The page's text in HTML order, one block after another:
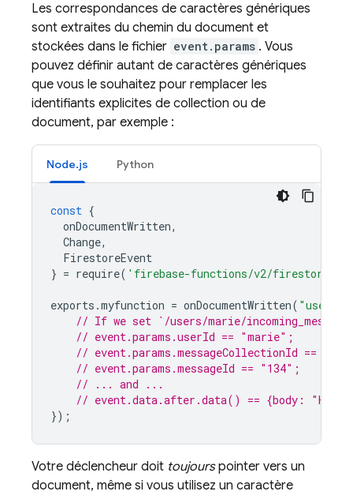
Les correspondances de caractères génériques
sont extraites du chemin du document et
stockées dans le fichier event.params . Vous
pouvez définir autant de caractères génériques
que vous le souhaitez pour remplacer les
identifiants explicites de collection ou de
document, par exemple :
Node.js Python
const {
onDocumentWritten,
Change,
FirestoreEvent
} = require( 'firebase-functions/v2/firestore'
exports .myfunction = onDocumentWritten( "users/
// If we set `/users/marie/
// event.params.userId == "marie";
// event.params.messageCollectionId ==
// event.params.messageId == "134";
// ... and ...
// event.data.after.data() == {body:
});
Votre déclencheur doit toujourspointer vers un
document, même si vous utilisez un caractère